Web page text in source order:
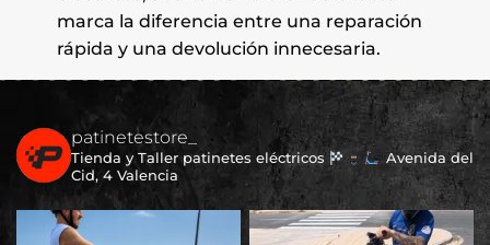
marca la diferencia entre una reparación
rápida y una devolución innecesaria.
patinetestore_
Tienda y Taller patinetes eléctricos
Avenida del
Cid, 4 Valencia